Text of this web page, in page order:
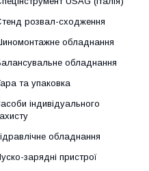
розвал-сходження
обладнання
обладнання
та упаковка
індивідуального
обладнання
зарядні пристрої